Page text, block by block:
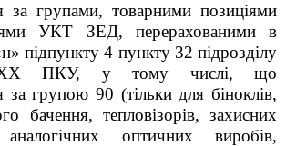
за групами, товарними позиціями
УКТ ЗЕД, перерахованими в
підпункту 4 пункту 32 підрозділу
ПКУ, у тому числі, що
за групою 90 (тільки для біноклів,
бачення, тепловізорів, захисних
оптичних виробів,